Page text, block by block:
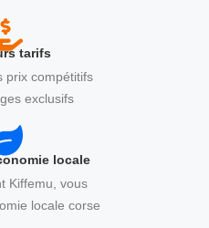
tarifs
prix compétitifs
exclusifs
locale
Kiffemu, vous
locale corse